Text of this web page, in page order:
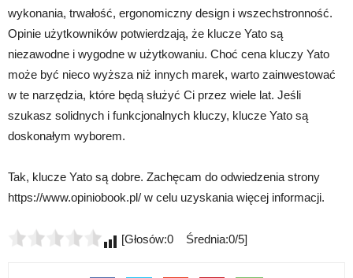
wykonania, trwałość, ergonomiczny design i wszechstronność.
Opinie użytkowników potwierdzają, że klucze Yato są
niezawodne i wygodne w użytkowaniu. Choć cena kluczy Yato
może być nieco wyższa niż innych marek, warto zainwestować
w te narzędzia, które będą służyć Ci przez wiele lat. Jeśli
szukasz solidnych i funkcjonalnych kluczy, klucze Yato są
doskonałym wyborem.
Tak, klucze Yato są dobre. Zachęcam do odwiedzenia strony
https://www.opiniobook.pl/ w celu uzyskania więcej informacji.
[Głosów:0 Średnia:0/5]